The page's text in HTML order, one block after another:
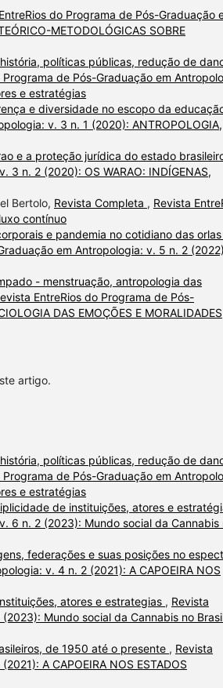
do Programa de Pós-Graduação
METODOLÓGICAS SOBRE
políticas públicas, redução de
Programa de Pós-Graduação em
e estratégias
e diversidade no escopo da
v. 3 n. 1 (2020): ANTROPOLOGIA,
e a proteção jurídica do estado
3 n. 2 (2020): OS WARAO: INDÍGENAS,
Bertolo, Revista Completa , Revista
contínuo
e pandemia no cotidiano das
em Antropologia: v. 5 n. 2
- menstruação, antropologia das
EntreRios do Programa de Pós-
DAS EMOÇÕES E MORALIDADES
artigo.
políticas públicas, redução de
Programa de Pós-Graduação em
e estratégias
de instituições, atores e
6 n. 2 (2023): Mundo social da Cannabis
federações e suas posições no
v. 4 n. 2 (2021): A CAPOEIRA NOS
atores e estrategias , Revista
Mundo social da Cannabis no
de 1950 até o presente , Revista
A CAPOEIRA NOS ESTADOS